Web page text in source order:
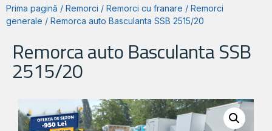
Prima pagină / Remorci / Remorci cu franare / Remorci
generale / Remorca auto Basculanta SSB 2515/20
Remorca auto Basculanta SSB
2515/20